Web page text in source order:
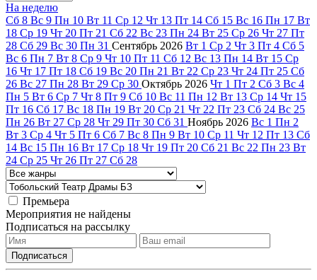
На неделю
Сб 8 Вс 9 Пн 10 Вт 11 Ср 12 Чт 13 Пт 14 Сб 15 Вс 16 Пн 17 Вт
18 Ср 19 Чт 20 Пт 21 Сб 22 Вс 23 Пн 24 Вт 25 Ср 26 Чт 27 Пт
28 Сб 29 Вс 30 Пн 31 Сентябрь 2026 Вт 1 Ср 2 Чт 3 Пт 4 Сб 5
Вс 6 Пн 7 Вт 8 Ср 9 Чт 10 Пт 11 Сб 12 Вс 13 Пн 14 Вт 15 Ср
16 Чт 17 Пт 18 Сб 19 Вс 20 Пн 21 Вт 22 Ср 23 Чт 24 Пт 25 Сб
26 Вс 27 Пн 28 Вт 29 Ср 30 Октябрь 2026 Чт 1 Пт 2 Сб 3 Вс 4
Пн 5 Вт 6 Ср 7 Чт 8 Пт 9 Сб 10 Вс 11 Пн 12 Вт 13 Ср 14 Чт 15
Пт 16 Сб 17 Вс 18 Пн 19 Вт 20 Ср 21 Чт 22 Пт 23 Сб 24 Вс 25
Пн 26 Вт 27 Ср 28 Чт 29 Пт 30 Сб 31 Ноябрь 2026 Вс 1 Пн 2
Вт 3 Ср 4 Чт 5 Пт 6 Сб 7 Вс 8 Пн 9 Вт 10 Ср 11 Чт 12 Пт 13 Сб
14 Вс 15 Пн 16 Вт 17 Ср 18 Чт 19 Пт 20 Сб 21 Вс 22 Пн 23 Вт
24 Ср 25 Чт 26 Пт 27 Сб 28
Премьера
Мероприятия не найдены
Подписаться на рассылку